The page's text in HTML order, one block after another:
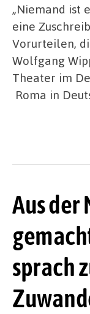
„Niemand ist
eine
Vorurteilen,
Wolfgang
Theater im
Roma in
Aus der
sprach